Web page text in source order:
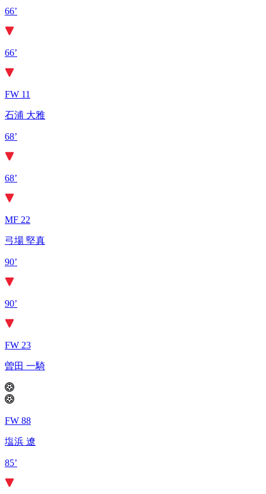
66’
66’
FW 11
石浦 大雅
68’
68’
MF 22
弓場 堅真
90’
90’
FW 23
曽田 一騎
FW 88
塩浜 遼
85’